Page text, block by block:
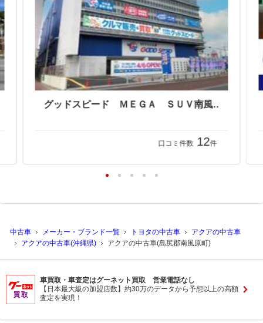
グッドスピード ＭＥＧＡ ＳＵＶ南風原店
口コミ件数 12件
中古車 メーカー・ブランド一覧 トヨタの中古車
アクアの中古車
アクアの中古車(沖縄県)
アクアの中古車(島尻郡南風原町)
車買取・車査定はグーネット買取 営業電話なし
【日本最大級の加盟店数】約30万のデータから予想以上の高額
査定を実現！